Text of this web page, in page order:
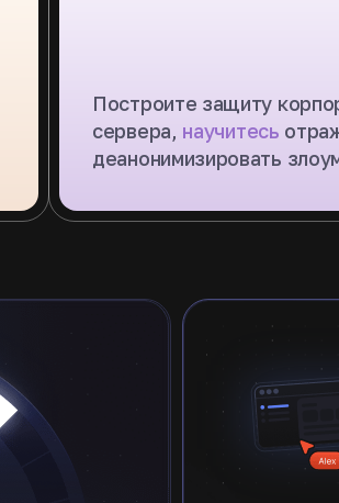
Построите защиту
сервера, научитесь
деанонимизировать